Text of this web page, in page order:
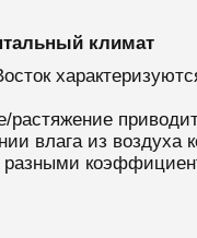
климат
растяжение
влага из воздуха